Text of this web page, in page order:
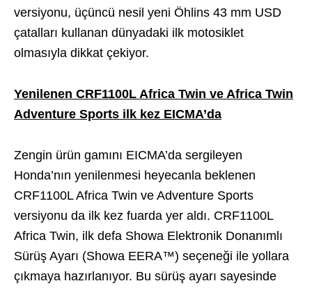
versiyonu, üçüncü nesil yeni Öhlins 43 mm USD
çatalları kullanan dünyadaki ilk motosiklet
olmasıyla dikkat çekiyor.
Yenilenen CRF1100L Africa Twin ve Africa Twin
Adventure Sports ilk kez EICMA’da
Zengin ürün gamını EICMA’da sergileyen
Honda’nın yenilenmesi heyecanla beklenen
CRF1100L Africa Twin ve Adventure Sports
versiyonu da ilk kez fuarda yer aldı. CRF1100L
Africa Twin, ilk defa Showa Elektronik Donanımlı
Sürüş Ayarı (Showa EERA™) seçeneği ile yollara
çıkmaya hazırlanıyor. Bu sürüş ayarı sayesinde